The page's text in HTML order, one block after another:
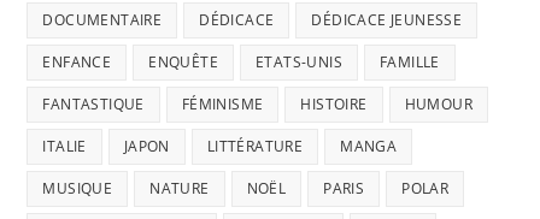
DOCUMENTAIRE DÉDICACE DÉDICACE JEUNESSE
ENFANCE ENQUÊTE ETATS-UNIS FAMILLE
FANTASTIQUE FÉMINISME HISTOIRE HUMOUR
ITALIE JAPON LITTÉRATURE MANGA
MUSIQUE NATURE NOËL PARIS POLAR